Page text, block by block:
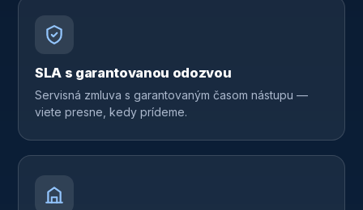
SLA s garantovanou odozvou
Servisná zmluva s garantovaným časom nástupu —
viete presne, kedy prídeme.